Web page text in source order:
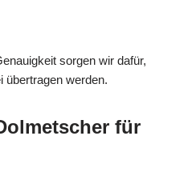
sorgen wir dafür,
übertragen werden.
für